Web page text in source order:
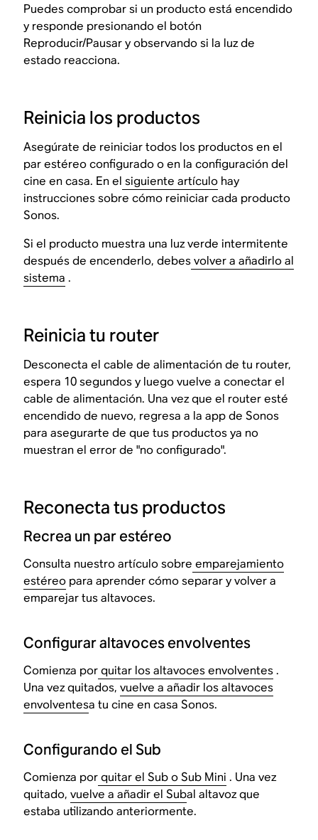
Puedes comprobar si un producto está encendido
y responde presionando el botón
Reproducir/Pausar y observando si la luz de
estado reacciona.
Reinicia los productos
Asegúrate de reiniciar todos los productos en el
par estéreo configurado o en la configuración del
cine en casa. En el siguiente artículo hay
instrucciones sobre cómo reiniciar cada producto
Sonos.
Si el producto muestra una luz verde intermitente
después de encenderlo, debesvolver a añadirlo al
sistema .
Reinicia tu router
Desconecta el cable de alimentación de tu router,
espera 10 segundos y luego vuelve a conectar el
cable de alimentación. Una vez que el router esté
encendido de nuevo, regresa a la app de Sonos
para asegurarte de que tus productos ya no
muestran el error de "no configurado".
Reconecta tus productos
Recrea un par estéreo
Consulta nuestro artículo sobre emparejamiento
estéreo para aprender cómo separar y volver a
emparejar tus altavoces.
Configurar altavoces envolventes
Comienza porquitar los altavoces envolventes.
Una vez quitados,vuelve a añadir los altavoces
envolventesa tu cine en casa Sonos.
Configurando el Sub
Comienza porquitar el Sub o Sub Mini . Una vez
quitado,vuelve a añadir el Subal altavoz que
estaba utilizando anteriormente.